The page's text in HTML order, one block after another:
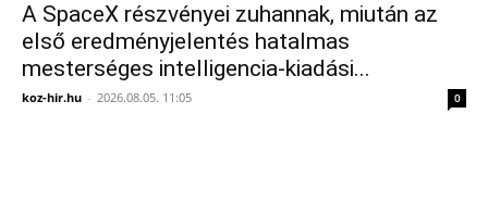
A SpaceX részvényei zuhannak, miután az
első eredményjelentés hatalmas
mesterséges intelligencia-kiadási...
koz-hir.hu - 2026.08.05. 11:05 0